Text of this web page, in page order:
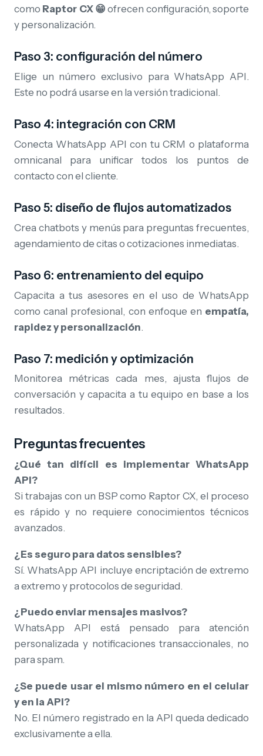
como Raptor CX 😁 ofrecen configuración, soporte
y personalización.
Paso 3: configuración del número
Elige un número exclusivo para WhatsApp API.
Este no podrá usarse en la versión tradicional.
Paso 4: integración con CRM
Conecta WhatsApp API con tu CRM o plataforma
omnicanal para unificar todos los puntos de
contacto con el cliente.
Paso 5: diseño de flujos automatizados
Crea chatbots y menús para preguntas frecuentes,
agendamiento de citas o cotizaciones inmediatas.
Paso 6: entrenamiento del equipo
Capacita a tus asesores en el uso de WhatsApp
como canal profesional, con enfoque en empatía,
rapidez y personalización.
Paso 7: medición y optimización
Monitorea métricas cada mes, ajusta flujos de
conversación y capacita a tu equipo en base a los
resultados.
Preguntas frecuentes
¿Qué tan difícil es implementar WhatsApp
API?
Si trabajas con un BSP como Raptor CX, el proceso
es rápido y no requiere conocimientos técnicos
avanzados.
¿Es seguro para datos sensibles?
Sí. WhatsApp API incluye encriptación de extremo
a extremo y protocolos de seguridad.
¿Puedo enviar mensajes masivos?
WhatsApp API está pensado para atención
personalizada y notificaciones transaccionales, no
para spam.
¿Se puede usar el mismo número en el celular
y en la API?
No. El número registrado en la API queda dedicado
exclusivamente a ella.